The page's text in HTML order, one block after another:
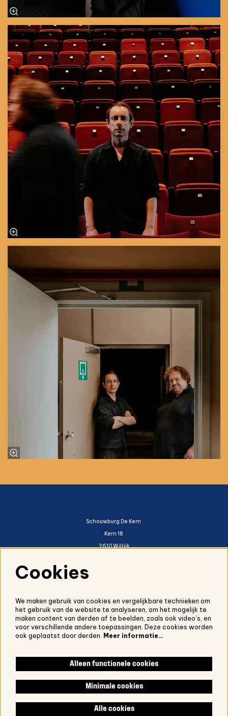
Schouwburg De Kern
Kern 18
2610 Wilrijk
reguliere website van De Kern
Volg ons:
Cookies
We maken gebruik van cookies en vergelijkbare technieken om
het gebruik van de website te analyseren, om het mogelijk te
maken content van derden af te beelden, zoals ook video’s, en
voor verschillende andere toepassingen. Deze cookies worden
ook geplaatst door derden. Meer informatie…
Alleen functionele cookies
Minimale cookies
Alle cookies